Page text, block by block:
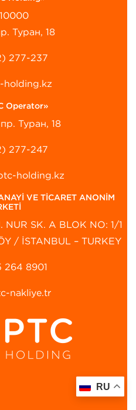
Туран, 18
277-237
holding.kz
Operator»
Туран, 18
277-247
holding.kz
VE TİCARET ANONİM
NUR SK. A BLOK NO: 1/1
/ İSTANBUL – TURKEY
264 8901‬
nakliye.tr
RU